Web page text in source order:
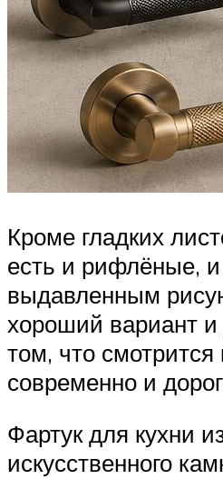
Кроме гладких
есть и рифлёные,
выдавленным
хороший вариант
том, что смотрится
современно и
Фартук для кухни
искусственного